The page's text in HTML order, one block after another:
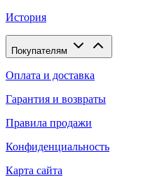
История
Покупателям
Оплата и доставка
Гарантия и возвраты
Правила продажи
Конфиденциальность
Карта сайта